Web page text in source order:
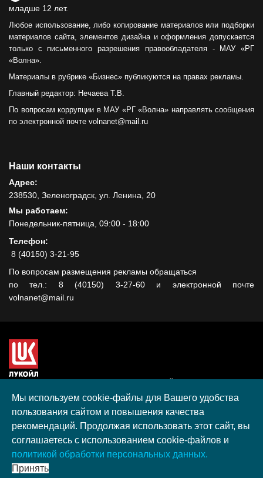
младше 12 лет.
Любое использование, либо копирование материалов или подборки
материалов сайта, элементов дизайна и оформления допускается
только с письменного разрешения правообладателя - МАУ «РГ
«Волна».
Материалы в рубрике «Бизнес» публикуются на правах рекламы.
Главный редактор: Нечаева Т.В.
По вопросам коррупции в МАУ «РГ «Волна» направлять сообщения
по электронной почте volnanet@mail.ru
Наши контакты
Адрес:
238530, Зеленоградск, ул. Ленина, 20
Мы работаем:
Понедельник-пятница, 09:00 - 18:00
Телефон:
8 (40150) 3-21-95
По вопросам размещения рекламы обращаться
по тел.: 8 (40150) 3-27-60 и электронной почте
volnanet@mail.ru
гранта, полученного в рамках XIII Конкурса социальных и
культурных проектов ПАО "ЛУКОЙЛ" на территории
Калининградской области в 2020 году
Согласие на обработку персональных данных
Разработка, поддержка и продвижение S-Media group
© 2026 МАУ «Редакция общественно-политической газеты
Мы используем cookie-файлы для Вашего удобства
пользования сайтом и повышения качества
рекомендаций. Продолжая использовать этот сайт, вы
соглашаетесь с использованием cookie-файлов и
политикой обработки персональных данных.
Принять